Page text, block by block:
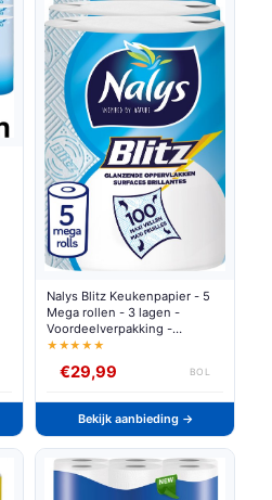
Nalys Blitz Keukenpapier - 5
Mega rollen - 3 lagen -
Voordeelverpakking -
Papieren Verpakking
★★★★★
€29,99 BOL
Bekijk aanbieding →